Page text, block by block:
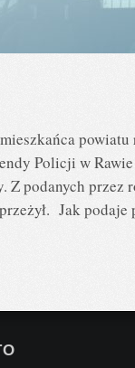
Policji w
Z podanych
Jak